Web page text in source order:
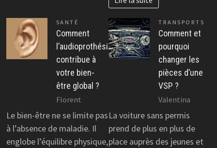
SANTÉ
Comment
l’audioprothésiste
contribue à
votre bien-
être global ?
Florent
Le bien-être ne se limite pas
à l’absence de maladie. Il
englobe l’équilibre physique,
TRANSPORTS
Comment et
pourquoi
changer les
pièces d’une
VSP ?
Valentina
La voiture sans permis
prend de plus en plus de
place auprès des jeunes et